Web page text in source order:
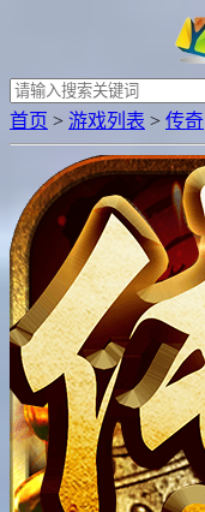
首页 > 游戏列表 > 传奇